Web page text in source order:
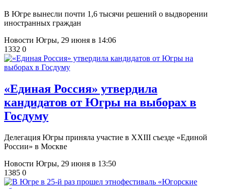
В Югре вынесли почти 1,6 тысячи решений о выдворении
иностранных граждан
Новости Югры, 29 июня в 14:06
1332 0
«Единая Россия» утвердила
кандидатов от Югры на выборах в
Госдуму
Делегация Югры приняла участие в XXIII съезде «Единой
России» в Москве
Новости Югры, 29 июня в 13:50
1385 0